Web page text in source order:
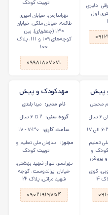
دلیری
اول
تربیت کودک
تهرانپارس، خیابان امیری
طائمه، خیابان ملکی، خیابان
۱۳۰ (جعفربای)، بین
کوچه‌های ۱۰۹ و ۱۱۱، پلاک
۱۰۰
۰۹۹۸۱۸۰۷۰۷۱
پیش
محبتی
۱۷
تعلیم
و
و پروش
کوی
۴
مهدکودک و پیش
دبستانی جوانه ها در
تهرانسر
نام مدیر: مینا بلندی
گروه سنی: ۲ تا ۶ سال
ساعت کاری: ۷:۳۰ - ۱۷
مجوز:
سازمان ملی تعلیم و
تربیت کودک
تهرانسر، بلوار شهید بهشتی،
خیابان ایراندوست، کوچه
شهید مرآتی، پلاک ۲۲
۰۹۰۲۱۹۱۹۷۵۴